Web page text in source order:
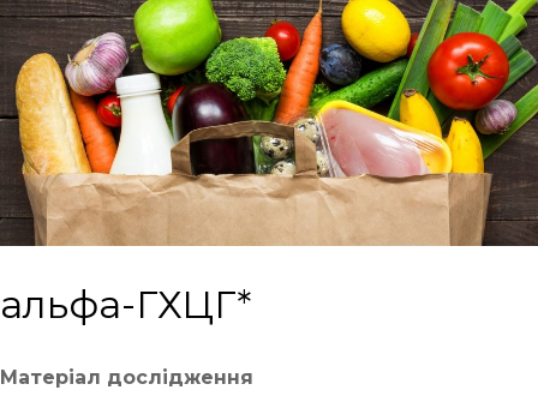
альфа-ГХЦГ*
Матеріал дослідження